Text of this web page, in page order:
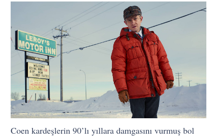
Coen kardeşlerin 90’lı yıllara damgasını vurmuş bol